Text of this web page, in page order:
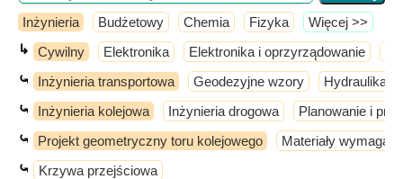
Inżynieria Budżetowy Chemia Fizyka ​Więcej >>
↳ Cywilny Elektronika Elektronika i oprzyrządowanie
⤿ Inżynieria transportowa Geodezyjne wzory Hydraulika i
⤿ Inżynieria kolejowa Inżynieria drogowa Planowanie i
⤿ Projekt geometryczny toru kolejowego Materiały
⤿ Krzywa przejściowa